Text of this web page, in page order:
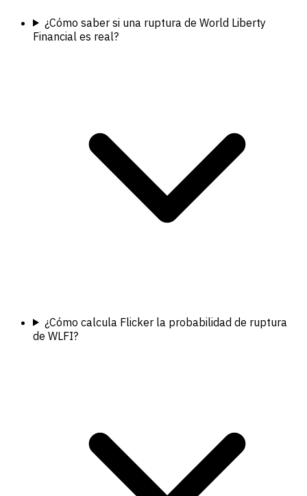
¿Cómo saber si una ruptura de World Liberty
Financial es real?
¿Cómo calcula Flicker la probabilidad de ruptura
de WLFI?